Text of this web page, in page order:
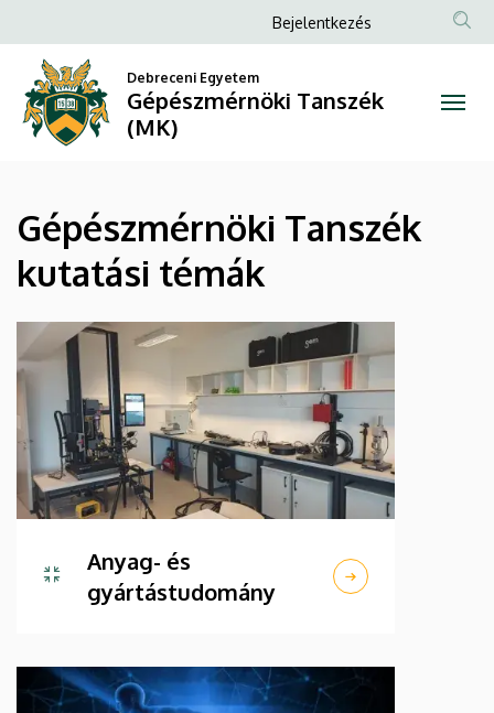
Tanszék
kutatási
témák
Gépészmérnöki
Tanszék
(MK)
a
tartalomra
Anonim
fiók
menüje
Bejelentkezés
Debreceni Egyetem
Gépészmérnöki Tanszék
(MK)
Gépészmérnöki Tanszék
kutatási témák
Anyag- és
gyártástudomány